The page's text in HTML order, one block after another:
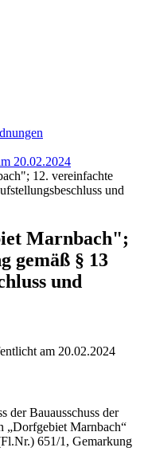
20.02.2024
12. vereinfachte
und
Marnbach";
gemäß § 13
und
am 20.02.2024
der Bauausschuss der
„Dorfgebiet Marnbach“
651/1, Gemarkung